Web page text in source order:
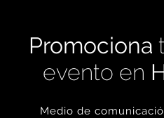
Promociona
evento en
Medio de